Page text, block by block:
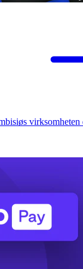
virksomheten